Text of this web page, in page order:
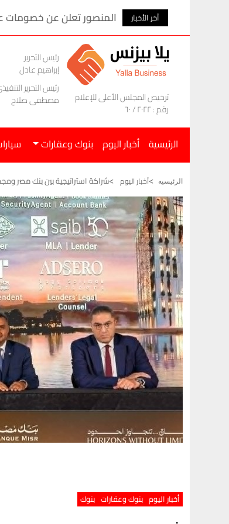
آخر الأخبار المنصور تعلن عن خصومات على
ترخيص المجلس الأعلى للإعلام
رقم : ٢٠٢٢ / ٦٠
رئيس التحرير
إبراهيم عادل
رئيس التحرير
مصطفى صلاح
الرئيسية أخبار اليوم بنوك وعقارات
الرئيسيه أخبار اليوم شراكة استراتيجية بين بنك مصر
أخبار اليوم بنوك وعقارات بنوك